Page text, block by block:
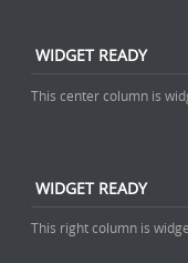
WIDGET READY
This center column is
WIDGET READY
This right column is